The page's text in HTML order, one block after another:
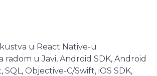
u React Native-u
radom u Javi, Android SDK, Android
SQL, Objective-C/Swift, iOS SDK,